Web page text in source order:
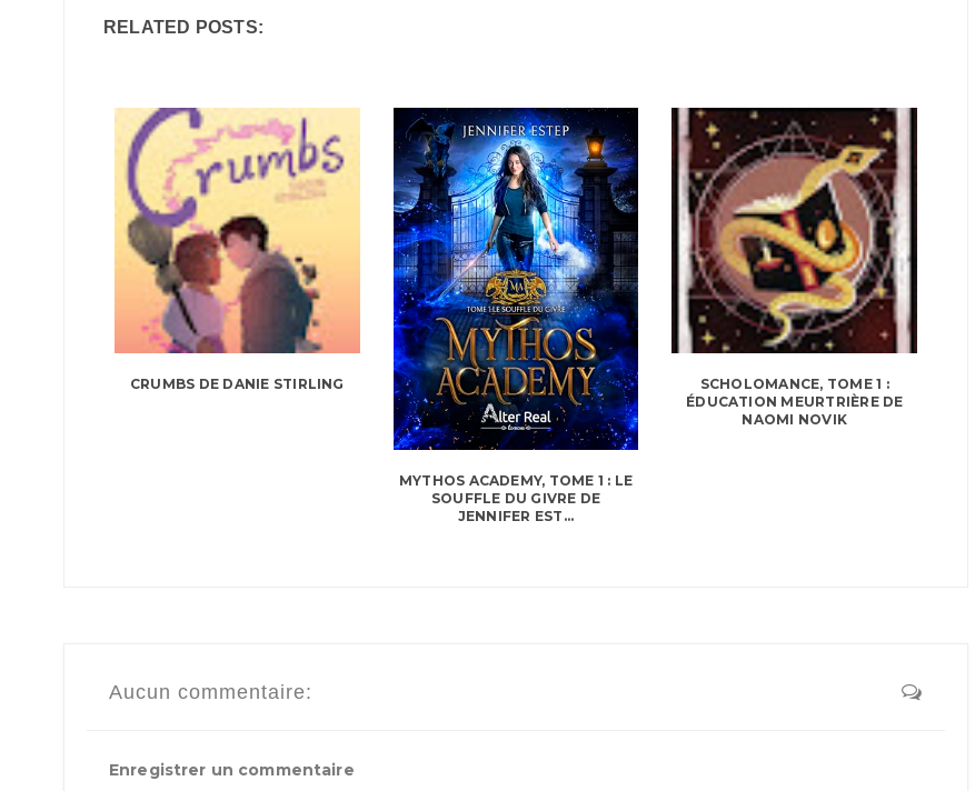
RELATED POSTS:
CRUMBS DE DANIE STIRLING
MYTHOS ACADEMY, TOME 1 : LE
SOUFFLE DU GIVRE DE
JENNIFER EST...
SCHOLOMANCE, TOME 1 :
ÉDUCATION MEURTRIÈRE DE
NAOMI NOVIK
Aucun commentaire:
Enregistrer un commentaire